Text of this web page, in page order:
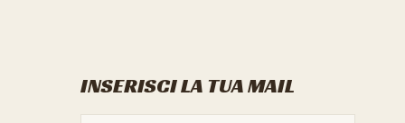
INSERISCI LA TUA MAIL